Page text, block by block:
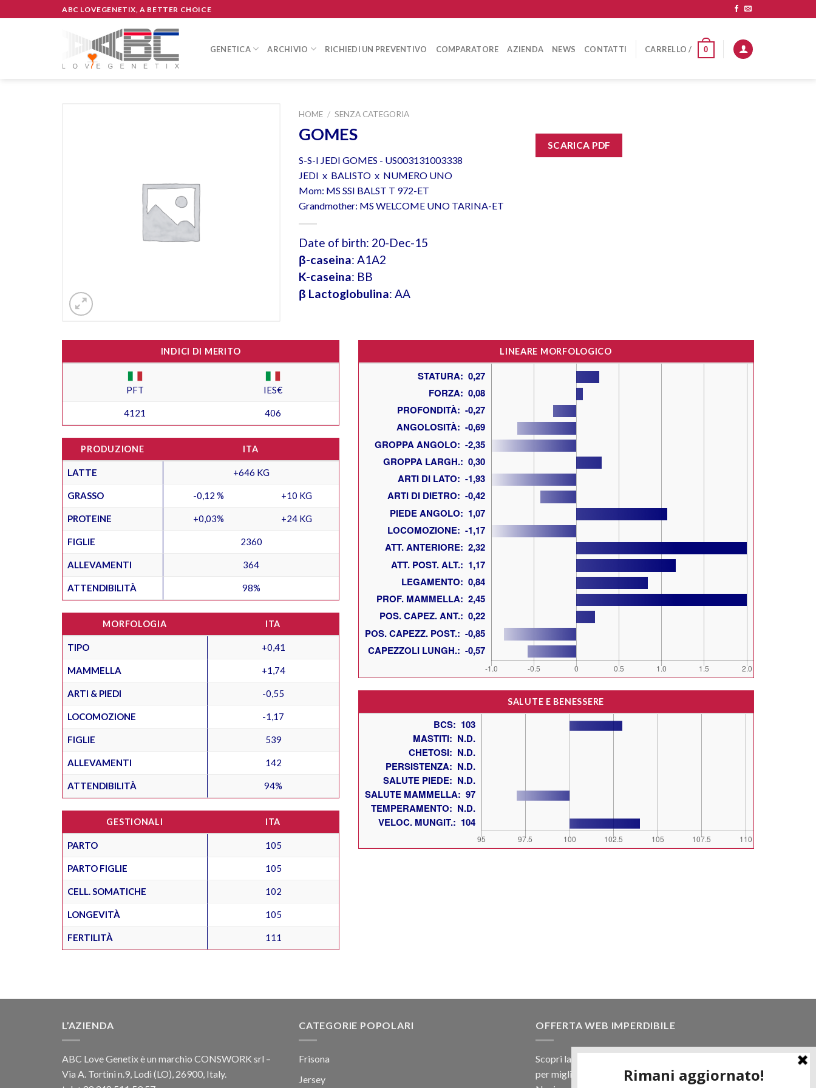
to
ABC LOVEGENETIX, A BETTER CHOICE
GENETICA ARCHIVIO RICHIEDI UN PREVENTIVO COMPARATORE AZIENDA NEWS CONTATTI CARRELLO / 0
HOME / SENZA CATEGORIA
GOMES
S-S-I JEDI GOMES - US003131003338
JEDI x BALISTO x NUMERO UNO
Mom: MS SSI BALST T 972-ET
Grandmother: MS WELCOME UNO TARINA-ET
Date of birth: 20-Dec-15
β-caseina: A1A2
K-caseina: BB
β Lactoglobulina: AA
SCARICA PDF
INDICI DI MERITO
PFT IES€
4121 406
PRODUZIONE ITA
LATTE +646 KG
GRASSO -0,12 % +10 KG
PROTEINE +0,03% +24 KG
FIGLIE 2360
ALLEVAMENTI 364
ATTENDIBILITÀ 98%
MORFOLOGIA ITA
TIPO +0,41
MAMMELLA +1,74
ARTI & PIEDI -0,55
LOCOMOZIONE -1,17
FIGLIE 539
ALLEVAMENTI 142
ATTENDIBILITÀ 94%
GESTIONALI ITA
PARTO 105
PARTO FIGLIE 105
CELL. SOMATICHE 102
LONGEVITÀ 105
FERTILITÀ 111
LINEARE MORFOLOGICO
SALUTE E BENESSERE
L’AZIENDA
ABC Love Genetix è un marchio CONSWORK srl –
Via A. Tortini n.9, Lodi (LO), 26900, Italy.
CATEGORIE POPOLARI
Frisona
Jersey
OFFERTA WEB IMPERDIBILE
Scopri la nostra offerta web! Un prezzo mai visto,
per migliaia di prodotti.